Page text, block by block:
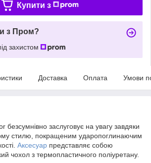
Купити з
з Пром?
захистом
Доставка Оплата Умови
безсумнівно заслуговує на увагу завдяки
стилю, покращеним ударопоглинаючим
Аксесуар представляє собою
чохол з термопластичного поліуретану.